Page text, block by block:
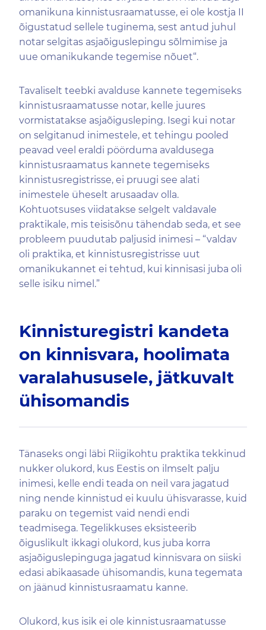
omanikuna kinnistusraamatusse, ei ole kostja II
õigustatud sellele tuginema, sest antud juhul
notar selgitas asjaõiguslepingu sõlmimise ja
uue omanikukande tegemise nõuet“.
Tavaliselt teebki avalduse kannete tegemiseks
kinnistusraamatusse notar, kelle juures
vormistatakse asjaõigusleping. Isegi kui notar
on selgitanud inimestele, et tehingu pooled
peavad veel eraldi pöörduma avaldusega
kinnistusraamatus kannete tegemiseks
kinnistusregistrisse, ei pruugi see alati
inimestele üheselt arusaadav olla.
Kohtuotsuses viidatakse selgelt valdavale
praktikale, mis teisisõnu tähendab seda, et see
probleem puudutab paljusid inimesi – “valdav
oli praktika, et kinnistusregistrisse uut
omanikukannet ei tehtud, kui kinnisasi juba oli
selle isiku nimel.”
Kinnisturegistri kandeta
on kinnisvara, hoolimata
varalahususele, jätkuvalt
ühisomandis
Tänaseks ongi läbi Riigikohtu praktika tekkinud
nukker olukord, kus Eestis on ilmselt palju
inimesi, kelle endi teada on neil vara jagatud
ning nende kinnistud ei kuulu ühisvarasse, kuid
paraku on tegemist vaid nendi endi
teadmisega. Tegelikkuses eksisteerib
õiguslikult ikkagi olukord, kus juba korra
asjaõiguslepinguga jagatud kinnisvara on siiski
edasi abikaasade ühisomandis, kuna tegemata
on jäänud kinnistusraamatu kanne.
Olukord, kus isik ei ole kinnistusraamatusse